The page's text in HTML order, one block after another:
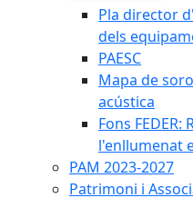
Pla director
dels
PAESC
Mapa de
acústica
Fons FEDER:
l'enllumenat
PAM 2023-2027
Patrimoni i